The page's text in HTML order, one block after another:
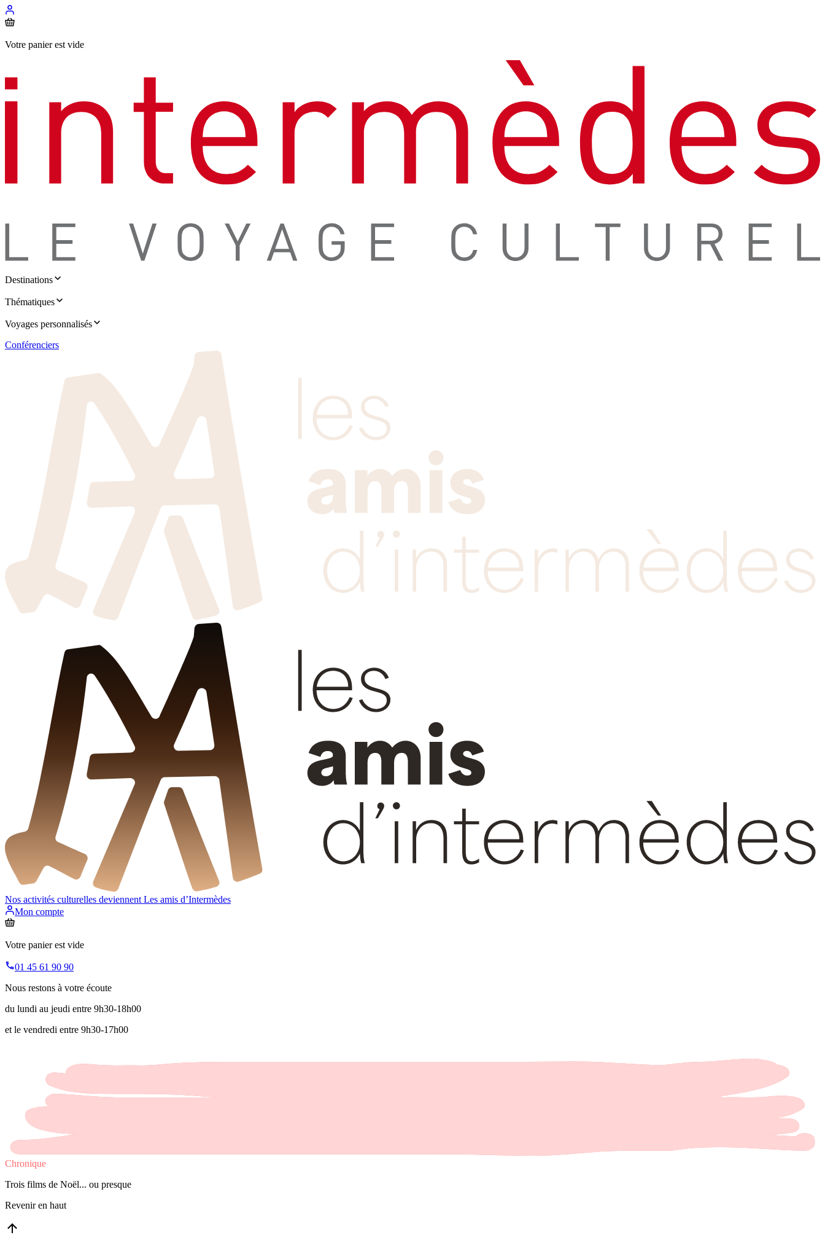
Votre panier est vide
Destinations
Thématiques
Voyages personnalisés
Conférenciers
Nos activités culturelles deviennent Les amis d’Intermèdes
Mon compte
Votre panier est vide
01 45 61 90 90
Nous restons à votre écoute
du lundi au jeudi entre 9h30-18h00
et le vendredi entre 9h30-17h00
Chronique
Trois films de Noël... ou presque
Revenir en haut